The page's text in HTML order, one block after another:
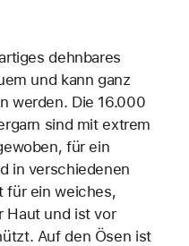
dehn­bares
und kann ganz
werden. Die 16.000
sind mit extrem
für ein
in verschiedenen
für ein weiches,
Haut und ist vor
Auf den Ösen ist